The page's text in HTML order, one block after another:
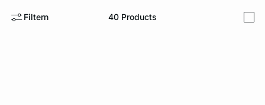
Filtern 40 Products